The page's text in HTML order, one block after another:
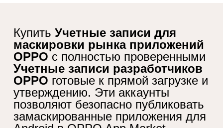
Купить Учетные записи для
маскировки рынка приложений
OPPO с полностью проверенными
Учетные записи разработчиков
OPPO готовые к прямой загрузке и
утверждению. Эти аккаунты
позволяют безопасно публиковать
замаскированные приложения для